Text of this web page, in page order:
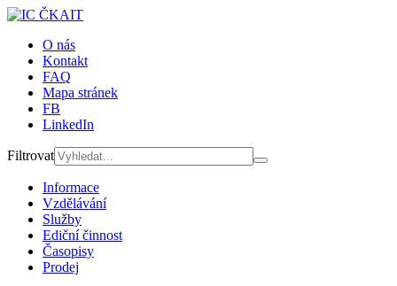
O nás
Kontakt
FAQ
Mapa stránek
FB
LinkedIn
Filtrovat
Informace
Vzdělávání
Služby
Ediční činnost
Časopisy
Prodej